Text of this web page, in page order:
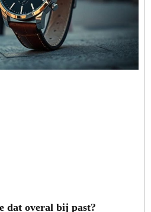
dat overal bij past?